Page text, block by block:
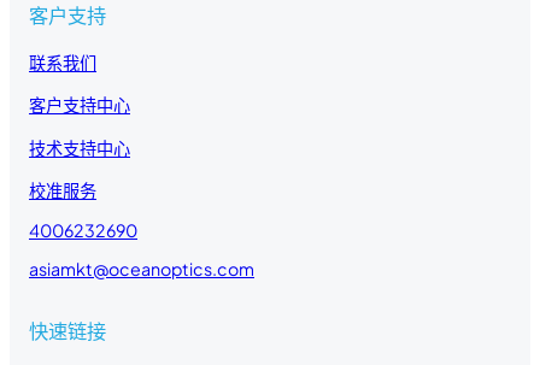
客户支持
联系我们
客户支持中心
技术支持中心
校准服务
4006232690
asiamkt@oceanoptics.com
快速链接